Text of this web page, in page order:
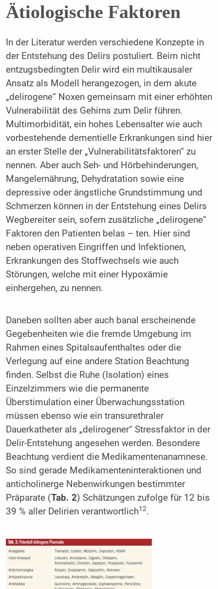
Ätiologische Faktoren
In der Literatur werden verschiedene Konzepte in
der Entstehung des Delirs postuliert. Beim nicht
entzugsbedingten Delir wird ein multikausaler
Ansatz als Modell herangezogen, in dem akute
„delirogene“ Noxen gemeinsam mit einer erhöhten
Vulnerabilität des Gehirns zum Delir führen.
Multimorbidität, ein hohes Lebensalter wie auch
vorbestehende dementielle Erkrankungen sind hier
an erster Stelle der „Vulnerabilitätsfaktoren“ zu
nennen. Aber auch Seh- und Hörbehinderungen,
Mangelernährung, Dehydratation sowie eine
depressive oder ängstliche Grundstimmung und
Schmerzen können in der Entstehung eines Delirs
Wegbereiter sein, sofern zusätzliche „delirogene“
Faktoren den Patienten belas – ten. Hier sind
neben operativen Eingriffen und Infektionen,
Erkrankungen des Stoffwechsels wie auch
Störungen, welche mit einer Hypoxämie
einhergehen, zu nennen.
Daneben sollten aber auch banal erscheinende
Gegebenheiten wie die fremde Umgebung im
Rahmen eines Spitalsaufenthaltes oder die
Verlegung auf eine andere Station Beachtung
finden. Selbst die Ruhe (Isolation) eines
Einzelzimmers wie die permanente
Überstimulation einer Überwachungsstation
müssen ebenso wie ein transurethraler
Dauerkatheter als „delirogener“ Stressfaktor in der
Delir-Entstehung angesehen werden. Besondere
Beachtung verdient die Medikamentenanamnese.
So sind gerade Medikamenteninteraktionen und
anticholinerge Nebenwirkungen bestimmter
Präparate (Tab. 2) Schätzungen zufolge für 12 bis
39 % aller Delirien verantwortlich12.